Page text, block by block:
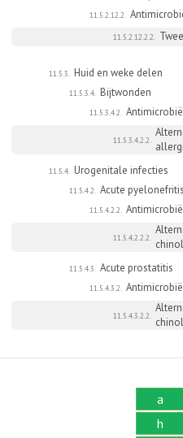
11.5.2.12.2.
11.5.2.12.2.2.
11.5.3. Huid en weke delen
11.5.3.4. Bijtwonden
11.5.3.4.2.
11.5.3.4.2.2.
11.5.4. Urogenitale infecties
11.5.4.2. Acute pyelonefritis
11.5.4.2.2.
11.5.4.2.2.2.
11.5.4.3. Acute prostatitis
11.5.4.3.2.
11.5.4.3.2.2.
a
h